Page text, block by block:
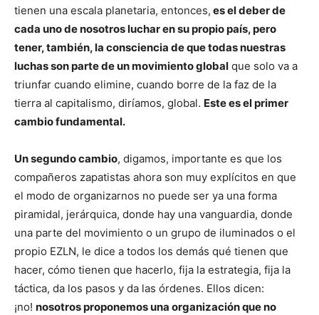
tienen una escala planetaria, entonces, es el deber de
cada uno de nosotros luchar en su propio país, pero
tener, también, la consciencia de que todas nuestras
luchas son parte de un movimiento global que solo va a
triunfar cuando elimine, cuando borre de la faz de la
tierra al capitalismo, diríamos, global. Este es el primer
cambio fundamental.
Un segundo cambio, digamos, importante es que los
compañeros zapatistas ahora son muy explícitos en que
el modo de organizarnos no puede ser ya una forma
piramidal, jerárquica, donde hay una vanguardia, donde
una parte del movimiento o un grupo de iluminados o el
propio EZLN, le dice a todos los demás qué tienen que
hacer, cómo tienen que hacerlo, fija la estrategia, fija la
táctica, da los pasos y da las órdenes. Ellos dicen:
¡no! nosotros proponemos una organización que no